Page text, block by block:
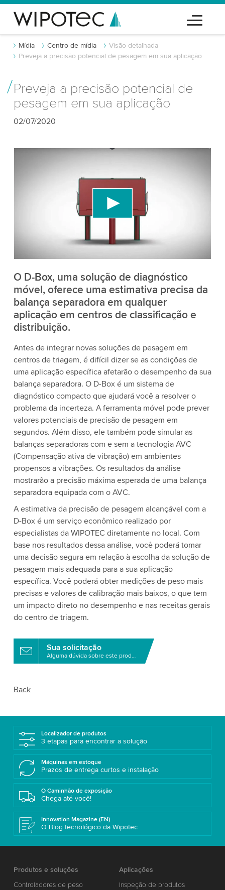
Mídia Centro de mídia
Visão detalhada
Preveja a precisão potencial de pesagem em sua aplicação
Preveja a precisão potencial de
pesagem em sua aplicação
02/07/2020
carregar o serviço de vídeo do YouTube!
Utilizamos um serviço de terceiros para incorporar
conteúdo de vídeo que pode coletar dados sobre
sua atividade. Por favor, reveja os detalhes e
O D-Box, uma solução de diagnóstico
móvel, oferece uma estimativa precisa da
balança separadora em qualquer
aplicação em centros de classificação e
distribuição.
Antes de integrar novas soluções de pesagem em
centros de triagem, é difícil dizer se as condições de
uma aplicação específica afetarão o desempenho da sua
balança separadora. O D-Box é um sistema de
diagnóstico compacto que ajudará você a resolver o
problema da incerteza. A ferramenta móvel pode prever
valores potenciais de precisão de pesagem em
segundos. Além disso, ele também pode simular as
balanças separadoras com e sem a tecnologia AVC
(Compensação ativa de vibração) em ambientes
propensos a vibrações. Os resultados da análise
mostrarão a precisão máxima esperada de uma balança
separadora equipada com o AVC.
A estimativa da precisão de pesagem alcançável com a
D-Box é um serviço econômico realizado por
especialistas da WIPOTEC diretamente no local. Com
base nos resultados dessa análise, você poderá tomar
uma decisão segura em relação à escolha da solução de
pesagem mais adequada para a sua aplicação
específica. Você poderá obter medições de peso mais
precisas e valores de calibração mais baixos, o que tem
um impacto direto no desempenho e nas receitas gerais
do centro de triagem.
Sua solicitação
Alguma dúvida sobre este produto?
Back
Localizador de produtos
3 etapas para encontrar a solução
Máquinas em estoque
Prazos de entrega curtos e instalação
O Caminhão de exposição
Chega até você!
Innovation Magazine (EN)
O Blog tecnológico da Wipotec
Produtos e soluções
Controladores de peso
Aplicações
Inspeção de produtos